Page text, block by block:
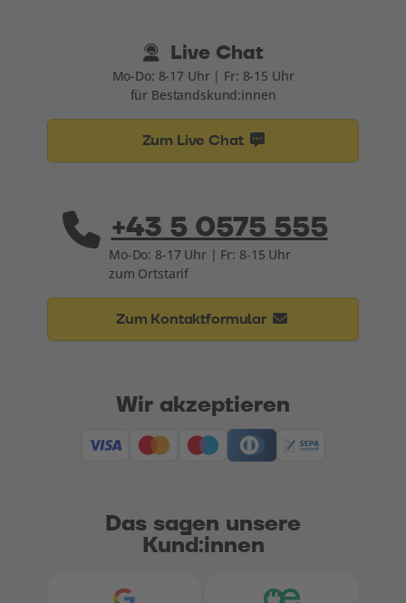
Live Chat
Mo-Do: 8-17 Uhr | Fr: 8-15 Uhr
für Bestandskund:innen
Zum Live Chat
+43 5 0575 555
Mo-Do: 8-17 Uhr | Fr: 8-15 Uhr
zum Ortstarif
Zum Kontaktformular
Das sagen unsere
Kund:innen
Wir akzeptieren